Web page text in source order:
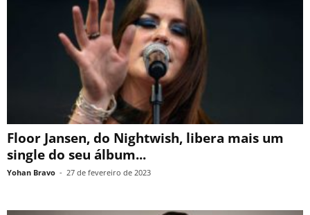
Floor Jansen, do Nightwish, libera mais um
single do seu álbum...
Yohan Bravo - 27 de fevereiro de 2023